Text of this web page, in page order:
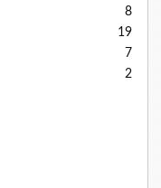
8
19
7
2